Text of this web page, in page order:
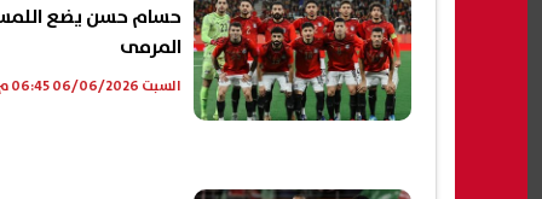
حسام حسن يضع
المرمى
السبت 06/06/2026 06:45 م